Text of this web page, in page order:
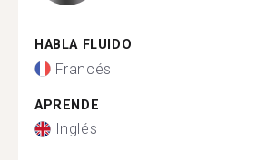
HABLA FLUIDO
Francés
APRENDE
Inglés